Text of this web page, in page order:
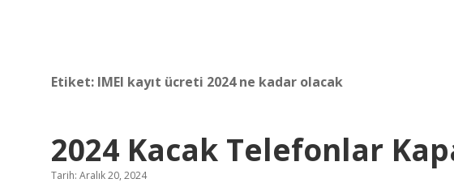
Etiket: IMEI kayıt ücreti 2024 ne kadar olacak
2024 Kacak Telefonlar
Tarih: Aralık 20, 2024